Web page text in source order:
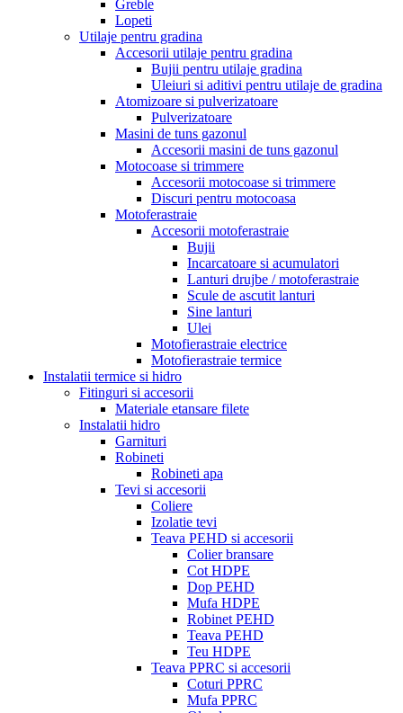
Greble
Lopeti
Utilaje pentru gradina
Accesorii utilaje pentru gradina
Bujii pentru utilaje gradina
Uleiuri si aditivi pentru utilaje de gradina
Atomizoare si pulverizatoare
Pulverizatoare
Masini de tuns gazonul
Accesorii masini de tuns gazonul
Motocoase si trimmere
Accesorii motocoase si trimmere
Discuri pentru motocoasa
Motoferastraie
Accesorii motoferastraie
Bujii
Incarcatoare si acumulatori
Lanturi drujbe / motoferastraie
Scule de ascutit lanturi
Sine lanturi
Ulei
Motofierastraie electrice
Motofierastraie termice
Instalatii termice si hidro
Fitinguri si accesorii
Materiale etansare filete
Instalatii hidro
Garnituri
Robineti
Robineti apa
Tevi si accesorii
Coliere
Izolatie tevi
Teava PEHD si accesorii
Colier bransare
Cot HDPE
Dop PEHD
Mufa HDPE
Robinet PEHD
Teava PEHD
Teu HDPE
Teava PPRC si accesorii
Coturi PPRC
Mufa PPRC